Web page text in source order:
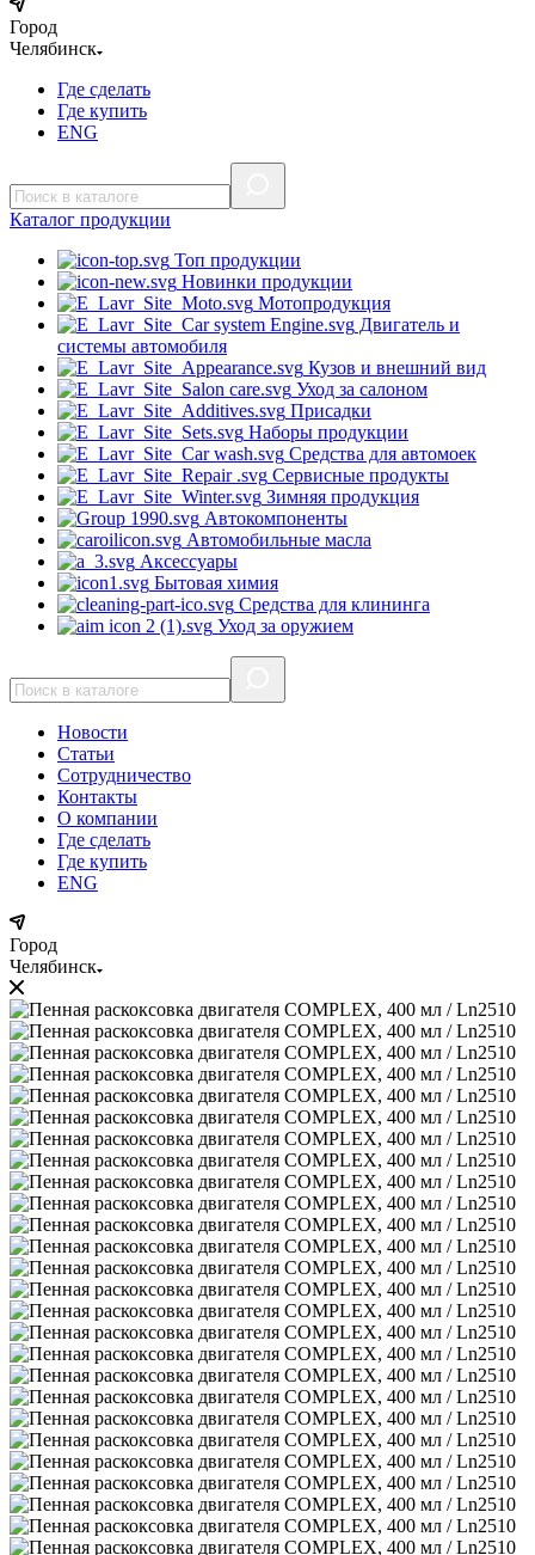
Город
Челябинск
Где сделать
Где купить
ENG
Каталог продукции
Топ продукции
Новинки продукции
Мотопродукция
Двигатель и
системы автомобиля
Кузов и внешний вид
Уход за салоном
Присадки
Наборы продукции
Средства для автомоек
Сервисные продукты
Зимняя продукция
Автокомпоненты
Автомобильные масла
Аксессуары
Бытовая химия
Средства для клининга
Уход за оружием
Новости
Статьи
Сотрудничество
Контакты
О компании
Где сделать
Где купить
ENG
Город
Челябинск